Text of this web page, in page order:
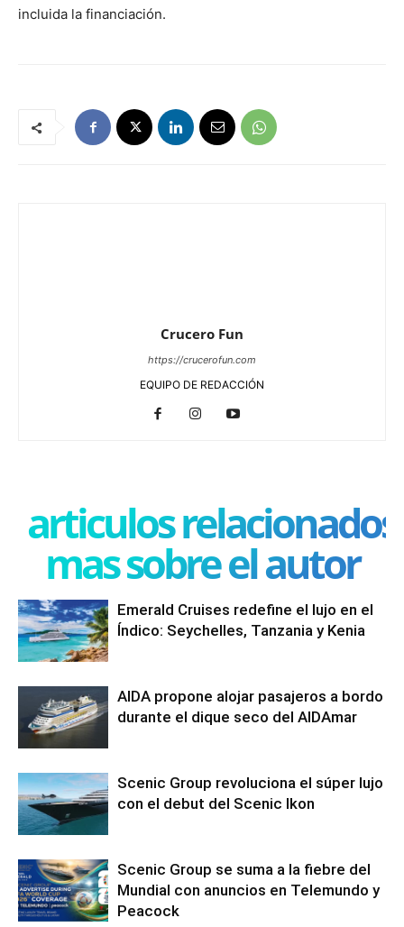
incluida la financiación.
Crucero Fun
https://crucerofun.com
EQUIPO DE REDACCIÓN
articulos relacionados
mas sobre el autor
Emerald Cruises redefine el lujo en el
Índico: Seychelles, Tanzania y Kenia
AIDA propone alojar pasajeros a bordo
durante el dique seco del AIDAmar
Scenic Group revoluciona el súper lujo
con el debut del Scenic Ikon
Scenic Group se suma a la fiebre del
Mundial con anuncios en Telemundo y
Peacock